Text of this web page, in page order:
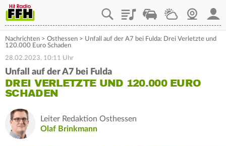
PlaylistStaupilotWetterWebcam
Nachrichten > Osthessen > Unfall auf der A7 bei Fulda: Drei Verletzte und
120.000 Euro Schaden
28.02.2023, 10:11 Uhr
Unfall auf der A7 bei Fulda
DREI VERLETZTE UND 120.000 EURO
SCHADEN
Leiter Redaktion Osthessen
Olaf Brinkmann